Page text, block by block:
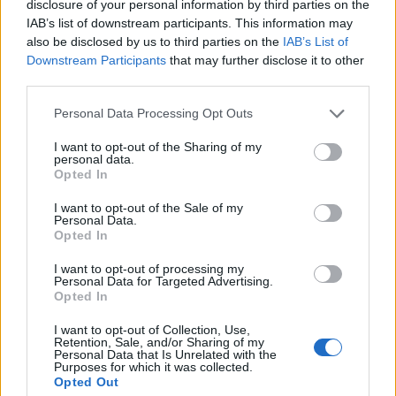
disclosure of your personal information by third parties on the
IAB’s list of downstream participants. This information may
also be disclosed by us to third parties on the IAB’s List of
Downstream Participants that may further disclose it to other
Personal Data Processing Opt Outs
I want to opt-out of the Sharing of my
personal data.
Opted In
I want to opt-out of the Sale of my
Personal Data.
Opted In
I want to opt-out of processing my
Personal Data for Targeted Advertising.
Opted In
I want to opt-out of Collection, Use,
Retention, Sale, and/or Sharing of my
Personal Data that Is Unrelated with the
Purposes for which it was collected.
Opted Out
A90 Supra 387 svar
Senaste inlägget avRikard_Persson för 19 timmar sedan
Projekt
Senaste inlägget avjarleb lördag 21:29
Puttelitens projekt Audi S2 Avant. Back
to basic. + garagefix.
Volkswagen Golf MK4 v6 4motion OEM++
med JDM inspiration.
Senaste inlägget av Stol3n_Identity fredag 10:06 iProjekt
Manta b som ska räddas (kaross eller
Senaste inlägget avTyfors torsdag 23:25
Huggern goes big block with 427 ZL-1!
Senaste inlägget av